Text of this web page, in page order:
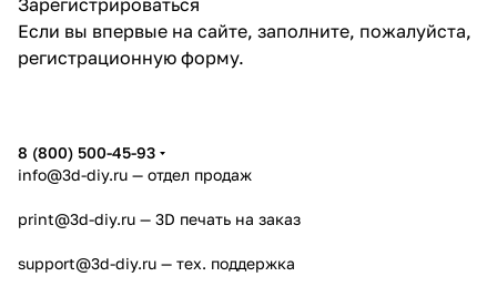
Если вы впервые на сайте, заполните, пожалуйста,
регистрационную форму.
8 (800) 500-45-93
info@3d-diy.ru — отдел продаж
print@3d-diy.ru — 3D печать на заказ
support@3d-diy.ru — тех. поддержка